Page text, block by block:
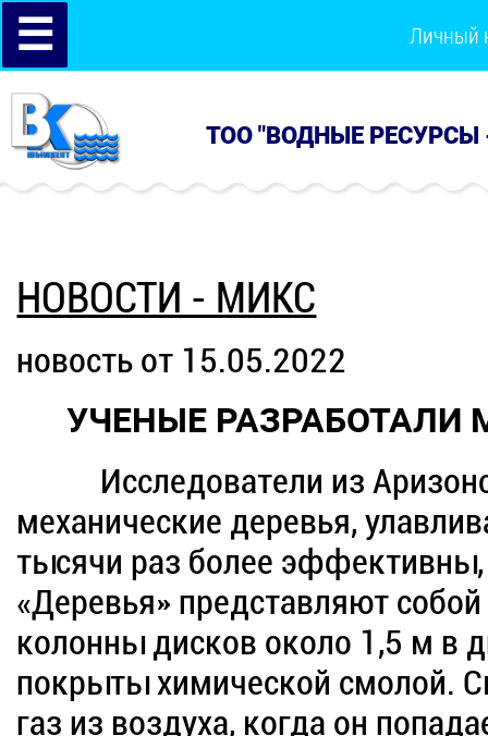
☰ Личный
ТОО "ВОДНЫЕ РЕСУРСЫ
НОВОСТИ - МИКС
новость от 15.05.2022
УЧЕНЫЕ РАЗРАБОТАЛИ
Исследователи из
механические деревья,
тысячи раз более
«Деревья» представляют
колонны дисков около 1,5 м в
покрыты химической смолой.
газ из воздуха, когда он